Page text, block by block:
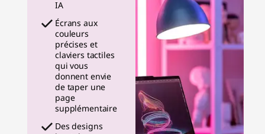
IA
Écrans aux
couleurs
précises et
claviers tactiles
qui vous
donnent envie
de taper une
page
supplémentaire
Des designs